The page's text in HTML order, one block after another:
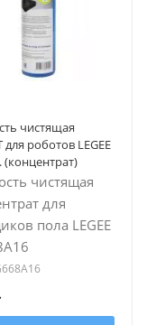
чистящая
для роботов LEGEE
(концентрат)
чистящая
для
пола LEGEE